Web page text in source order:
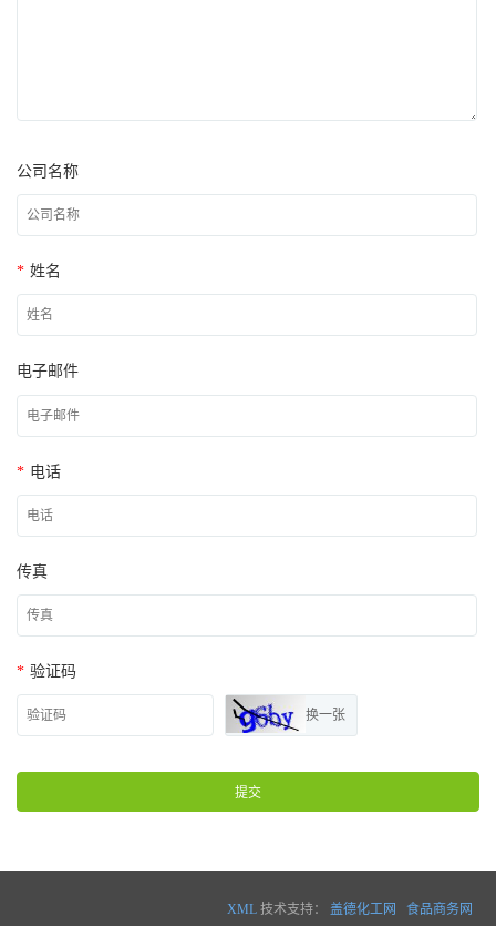
公司名称
* 姓名
电子邮件
* 电话
传真
* 验证码
换一张
提交
XML 技术支持： 盖德化工网 食品商务网